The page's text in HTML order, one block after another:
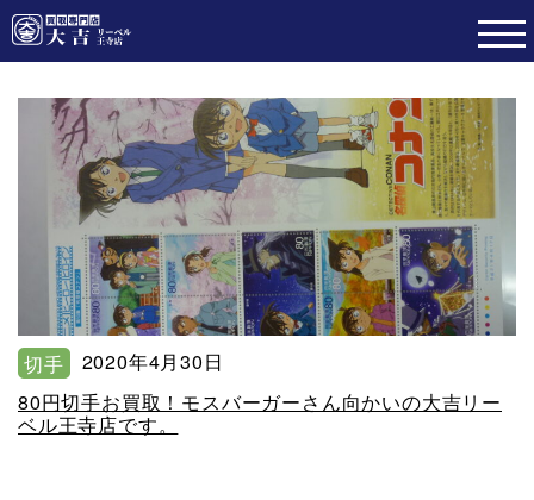
切手
2020年4月30日
80円切手お買取！モスバーガーさん向かいの大吉リー
ベル王寺店です。